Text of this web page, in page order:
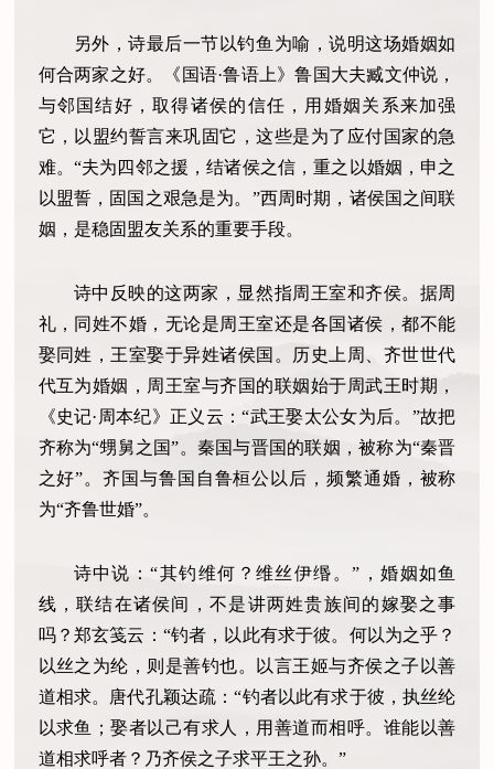
另外，诗最后一节以钓鱼为喻，说明这场婚姻如
何合两家之好。《国语·鲁语上》鲁国大夫臧文仲说，
与邻国结好，取得诸侯的信任，用婚姻关系来加强
它，以盟约誓言来巩固它，这些是为了应付国家的急
难。“夫为四邻之援，结诸侯之信，重之以婚姻，申之
以盟誓，固国之艰急是为。”西周时期，诸侯国之间联
姻，是稳固盟友关系的重要手段。
诗中反映的这两家，显然指周王室和齐侯。据周
礼，同姓不婚，无论是周王室还是各国诸侯，都不能
娶同姓，王室娶于异姓诸侯国。历史上周、齐世世代
代互为婚姻，周王室与齐国的联姻始于周武王时期，
《史记·周本纪》正义云：“武王娶太公女为后。”故把
齐称为“甥舅之国”。秦国与晋国的联姻，被称为“秦晋
之好”。齐国与鲁国自鲁桓公以后，频繁通婚，被称
为“齐鲁世婚”。
诗中说：“其钓维何？维丝伊缗。”，婚姻如鱼
线，联结在诸侯间，不是讲两姓贵族间的嫁娶之事
吗？郑玄笺云：“钓者，以此有求于彼。何以为之乎？
以丝之为纶，则是善钓也。以言王姬与齐侯之子以善
道相求。唐代孔颖达疏：“钓者以此有求于彼，执丝纶
以求鱼；娶者以己有求人，用善道而相呼。谁能以善
道相求呼者？乃齐侯之子求平王之孙。”